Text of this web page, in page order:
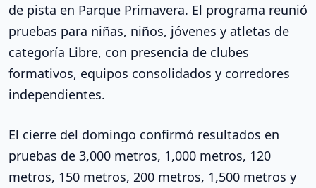
de pista en Parque Primavera. El programa reunió
pruebas para niñas, niños, jóvenes y atletas de
categoría Libre, con presencia de clubes
formativos, equipos consolidados y corredores
independientes.
El cierre del domingo confirmó resultados en
pruebas de 3,000 metros, 1,000 metros, 120
metros, 150 metros, 200 metros, 1,500 metros y